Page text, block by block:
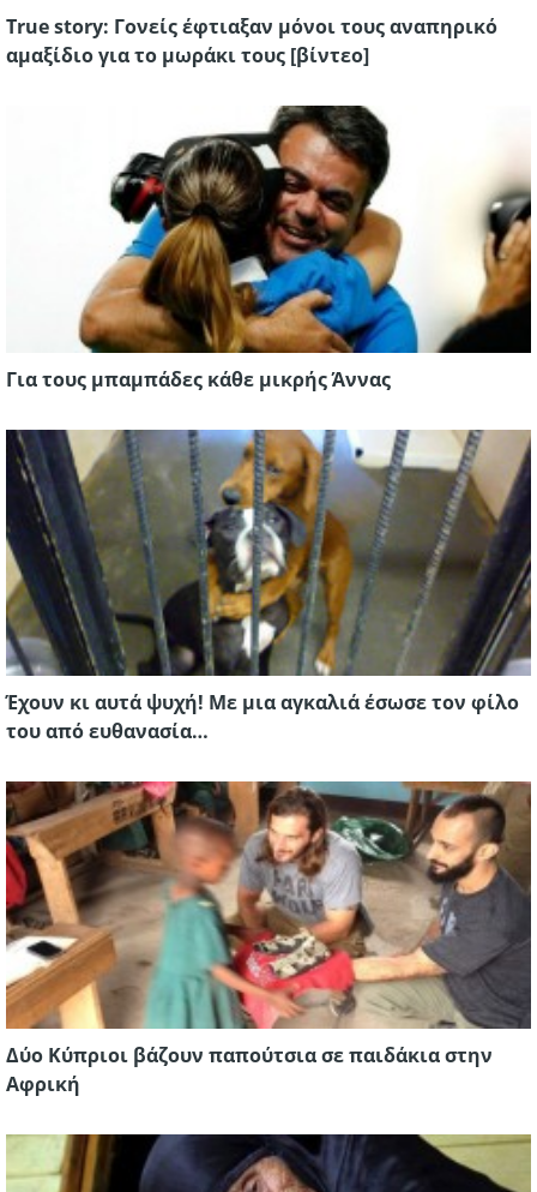
True story: Γονείς έφτιαξαν μόνοι τους αναπηρικό
αμαξίδιο για το μωράκι τους [βίντεο]
Για τους μπαμπάδες κάθε μικρής Άννας
Έχουν κι αυτά ψυχή! Με μια αγκαλιά έσωσε τον φίλο
του από ευθανασία…
Δύο Κύπριοι βάζουν παπούτσια σε παιδάκια στην
Αφρική